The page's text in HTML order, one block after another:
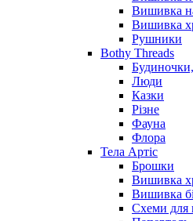
Вишивка
Вишивка
Рушники
Bothy Threads
Люди
Казки
Різне
Фауна
Флора
Тела Артіс
Брошки
Вишивка
Вишивка
Схеми для